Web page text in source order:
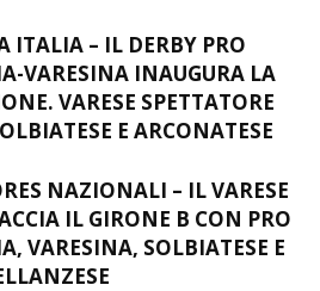
ITALIA – IL DERBY PRO
VARESINA INAUGURA LA
VARESE SPETTATORE
E ARCONATESE
NAZIONALI – IL VARESE
IL GIRONE B CON PRO
VARESINA, SOLBIATESE E